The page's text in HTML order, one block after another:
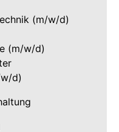
(m/w/d)
(m/w/d)
d)